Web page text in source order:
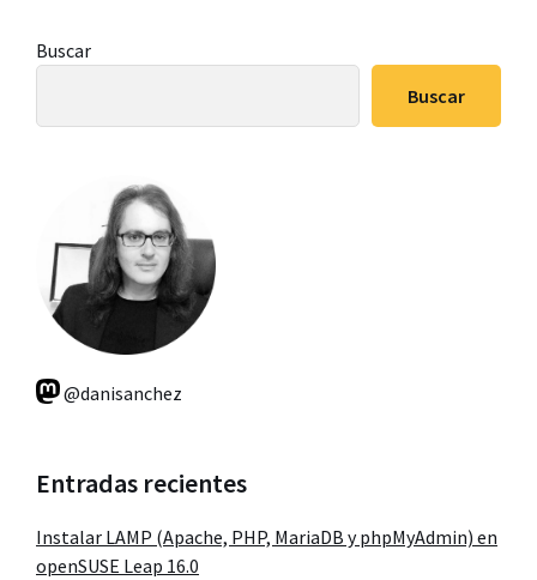
Barra
Buscar
Buscar
@danisanchez
Entradas recientes
Instalar LAMP (Apache, PHP, MariaDB y phpMyAdmin) en
openSUSE Leap 16.0